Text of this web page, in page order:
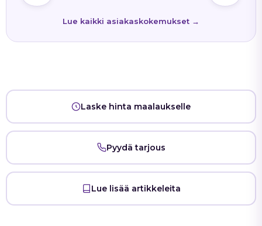
Lue kaikki asiakaskokemukset →
Laske hinta maalaukselle
Pyydä tarjous
Lue lisää artikkeleita